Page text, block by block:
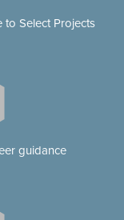
to Select Projects
guidance